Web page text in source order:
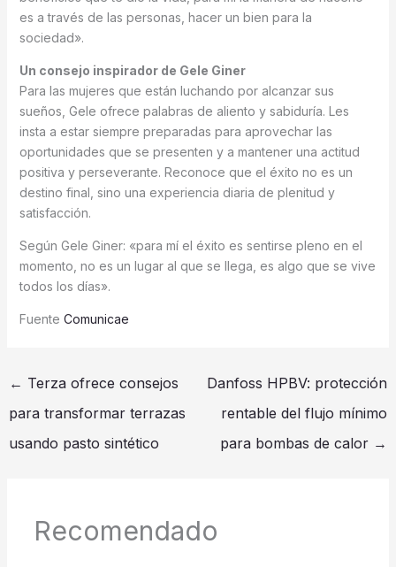
es a través de las personas, hacer un bien para la
sociedad».
Un consejo inspirador de Gele Giner
Para las mujeres que están luchando por alcanzar sus
sueños, Gele ofrece palabras de aliento y sabiduría. Les
insta a estar siempre preparadas para aprovechar las
oportunidades que se presenten y a mantener una actitud
positiva y perseverante. Reconoce que el éxito no es un
destino final, sino una experiencia diaria de plenitud y
satisfacción.
Según Gele Giner: «para mí el éxito es sentirse pleno en el
momento, no es un lugar al que se llega, es algo que se vive
todos los días».
Fuente Comunicae
← Terza ofrece consejos
para transformar terrazas
usando pasto sintético
Danfoss HPBV: protección
rentable del flujo mínimo
para bombas de calor →
Recomendado